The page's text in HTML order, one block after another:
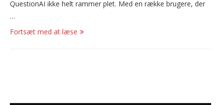
QuestionAI ikke helt rammer plet. Med en række brugere, der
…
Fortsæt med at læse